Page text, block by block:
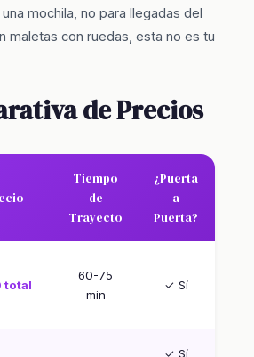
mochila, no para llegadas del
maletas con ruedas, esta no es tu
de Precios
Tiempo
de
Trayecto
¿Puerta
a
Puerta?
total
60-75
min
✓ Sí
✓ Sí